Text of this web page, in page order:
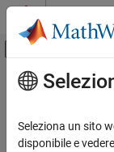
Vai al contenuto
Attiva/
Pagina iniziale della
Contenuto
Seleziona un sito
disponibile e